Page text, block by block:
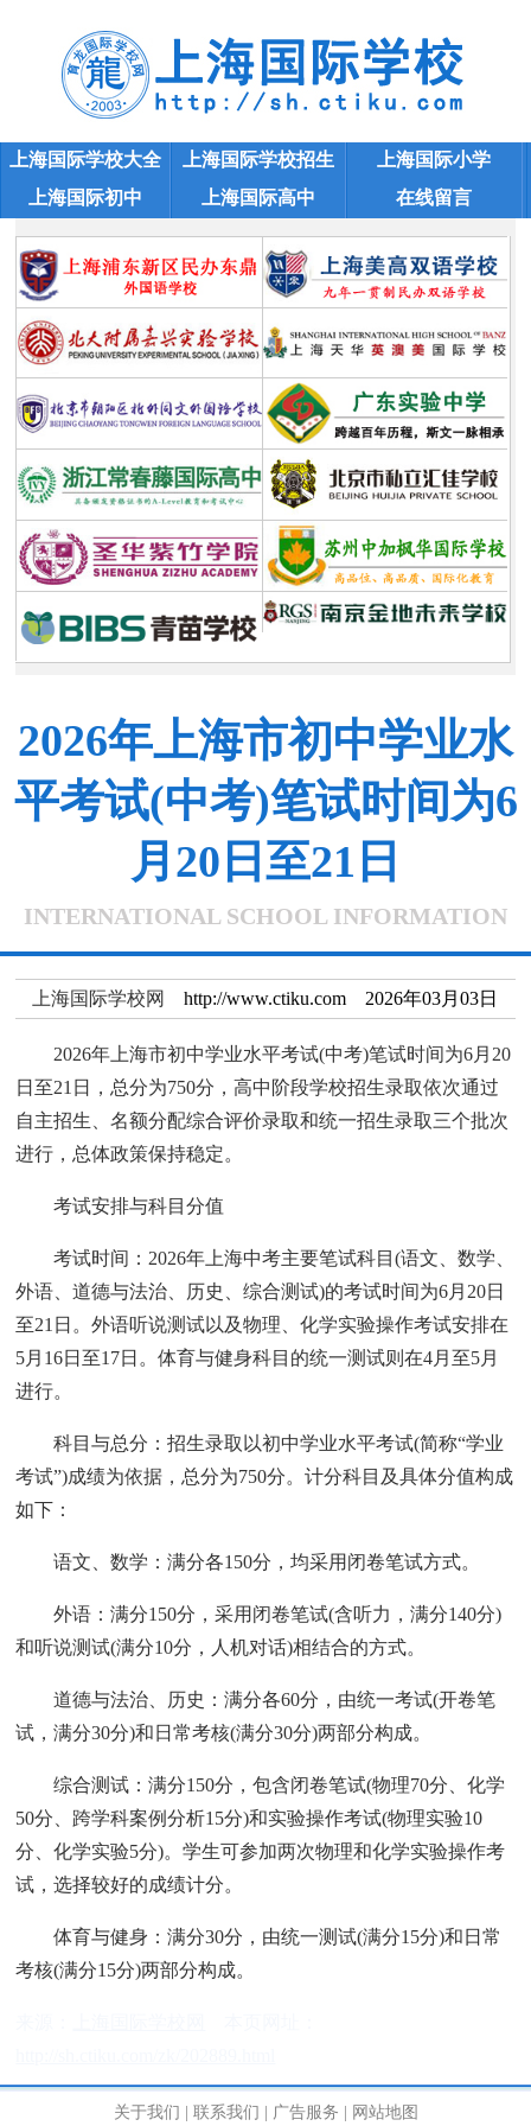
上海中考
上海国际学校大全 上海国际学校招生
上海国际小学
上海国际初中
上海国际高中 在线留言
2026年上海市初中学业水
平考试(中考)笔试时间为6
月20日至21日
INTERNATIONAL SCHOOL INFORMATION
上海国际学校网 http://www.ctiku.com 2026年03月03日
2026年上海市初中学业水平考试(中考)笔试时间为6月20
日至21日，总分为750分，高中阶段学校招生录取依次通过
自主招生、名额分配综合评价录取和统一招生录取三个批次
进行，总体政策保持稳定。
考试安排与科目分值
‌考试时间‌：2026年上海中考主要笔试科目(语文、数学、
外语、道德与法治、历史、综合测试)的考试时间为‌6月20日
至21日‌。外语听说测试以及物理、化学实验操作考试安排在‌
5月16日至17日‌。体育与健身科目的统一测试则在‌4月至5月‌
进行。‌‌
‌科目与总分‌：招生录取以初中学业水平考试(简称“学业
考试”)成绩为依据，‌总分为750分‌。计分科目及具体分值构成
如下：‌‌
‌语文、数学‌：满分各150分，均采用闭卷笔试方式。‌‌
‌外语‌：满分150分，采用闭卷笔试(含听力，满分140分)
和听说测试(满分10分，人机对话)相结合的方式。‌‌
‌道德与法治、历史‌：满分各60分，由统一考试(开卷笔
试，满分30分)和日常考核(满分30分)两部分构成。‌‌
‌综合测试‌：满分150分，包含闭卷笔试(物理70分、化学
50分、跨学科案例分析15分)和实验操作考试(物理实验10
分、化学实验5分)。学生可参加两次物理和化学实验操作考
试，选择较好的成绩计分。‌‌
‌体育与健身‌：满分30分，由统一测试(满分15分)和日常
考核(满分15分)两部分构成。‌‌
关于我们 | 联系我们 | 广告服务 | 网站地图